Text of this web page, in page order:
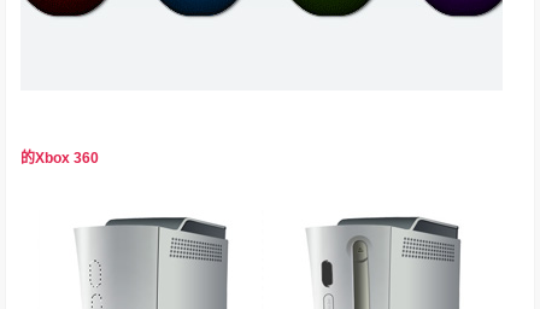
的Xbox 360